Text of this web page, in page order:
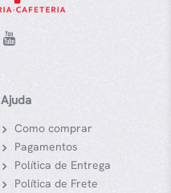
Ajuda
Como comprar
Pagamentos
Política de Entrega
Política de Frete